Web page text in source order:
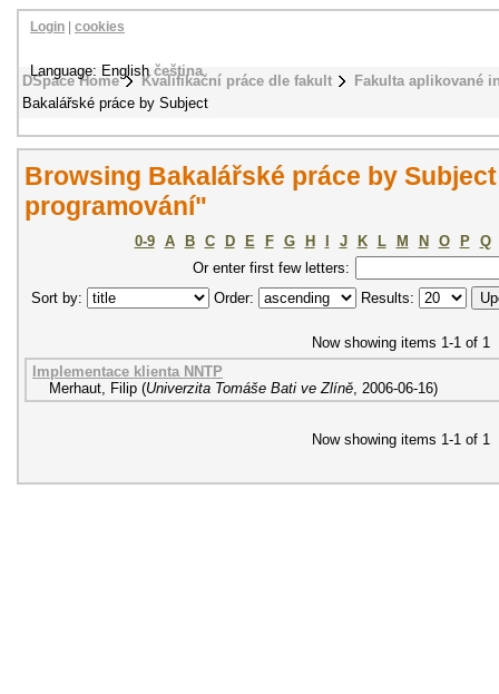
DSpace Home Kvalifikační práce dle fakult
Fakulta aplikované
Bakalářské práce by Subject
Login cookies
Language: Englishčeština
Browsing Bakalářské práce by
programování"
0-9 A B C D E F G H J K L M N O P
Q
Or enter first few letters:
Sort by:
Order: Results:
Now showing items 1-1 of 1
Implementace klienta NNTP
Merhaut, Filip (Univerzita Tomáše Bati ve Zlíně, 2006-06-16)
Now showing items 1-1 of 1